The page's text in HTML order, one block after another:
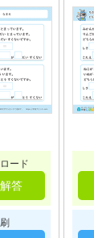
ード
解答